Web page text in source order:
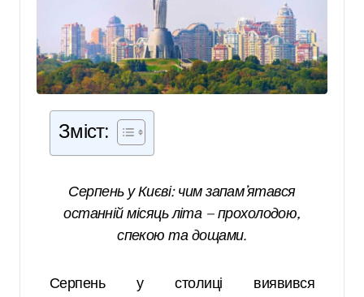
Зміст:
Серпень у Києві: чим запам’ятався
останній місяць літа — прохолодою,
спекою та дощами.
Серпень у столиці виявився